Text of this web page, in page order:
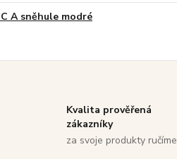
A sněhule modré
Kvalita prověřená
zákazníky
za svoje produkty ručíme